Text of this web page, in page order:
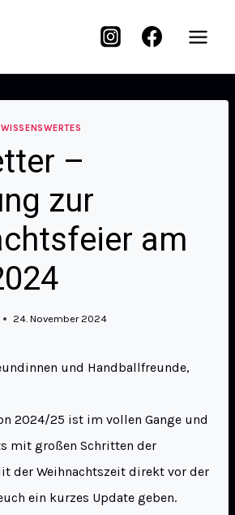
WISSENSWERTES
–
zur
am
24. November 2024
und Handballfreunde,
2024/25 ist im vollen Gange und
mit großen Schritten der
der Weihnachtszeit direkt vor der
ein kurzes Update geben.